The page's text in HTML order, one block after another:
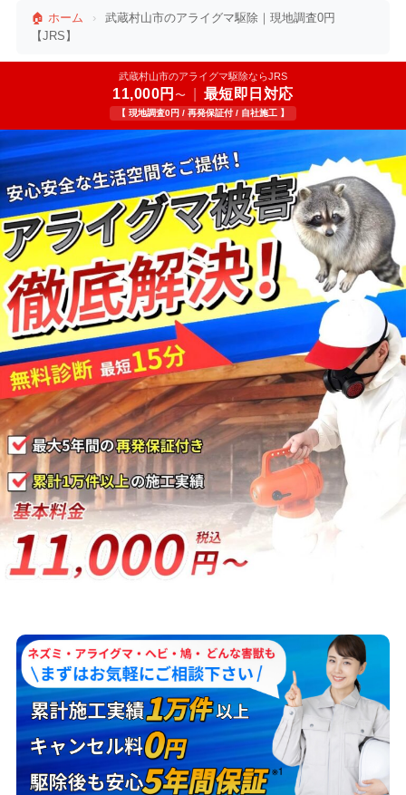
🏠 ホーム ›
武蔵村山市のアライグマ駆除｜現地調査0円
【JRS】
武蔵村山市のアライグマ駆除ならJRS
11,000円 〜 最短即日対応
【 現地調査0円 / 再発保証付 / 自社施工 】